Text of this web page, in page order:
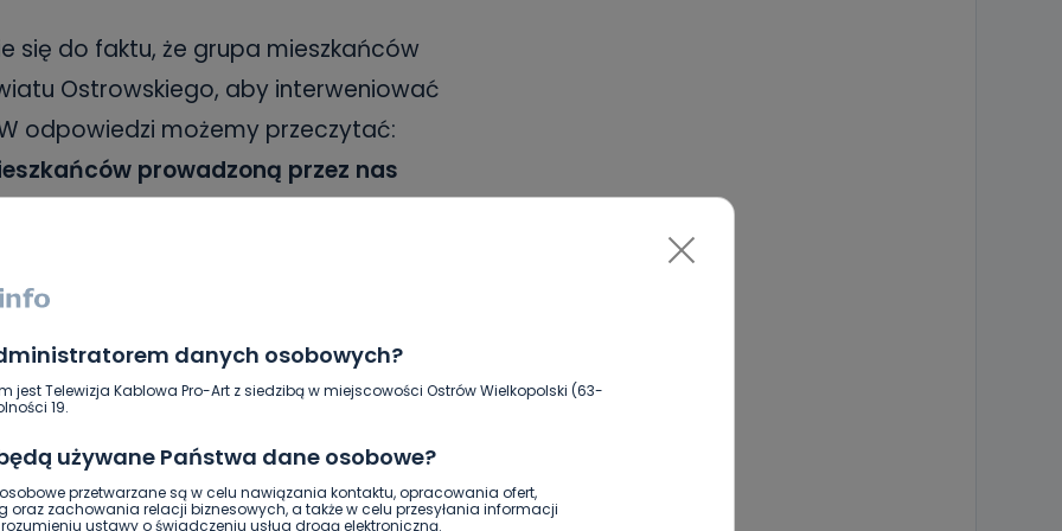
danych osobowych?
jest Telewizja Kablowa Pro-Art z siedzibą w miejscowości Ostrów Wielkopolski (63-
19.
używane Państwa dane osobowe?
przetwarzane są w celu nawiązania kontaktu, opracowania ofert,
oraz zachowania relacji biznesowych, a także w celu przesyłania informacji
ustawy o świadczeniu usług drogą elektroniczną.
się do faktu, że grupa mieszkańców
Ostrowskiego, aby interweniować
odpowiedzi możemy przeczytać:
prowadzoną przez nas
podejmowane działania
przepisami prawa. Informacje
zostaną przekazane w
na pytanie dotyczące
mieszkańcami okolicy, którzy
inwestycji oraz możliwych
zorganizowanie dni